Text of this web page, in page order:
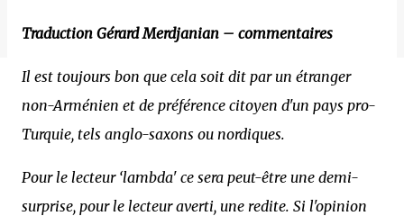
Traduction Gérard Merdjanian – commentaires
Il est toujours bon que cela soit dit par un étranger
non-Arménien et de préférence citoyen d'un pays pro-
Turquie, tels anglo-saxons ou nordiques.
Pour le lecteur ‘lambda' ce sera peut-être une demi-
surprise, pour le lecteur averti, une redite. Si l'opinion